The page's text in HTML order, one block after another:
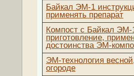
Байкал ЭМ-1
применять препарат
Компост с Байкал ЭМ-
приготовление,
достоинства ЭМ-
ЭМ-технология
огороде